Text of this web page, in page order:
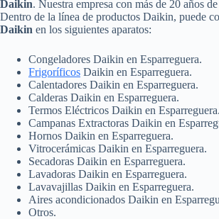
Daikin. Nuestra empresa con más de 20 años
Dentro de la línea de productos Daikin, puede
Daikin en los siguientes aparatos:
Congeladores Daikin en Esparreguera.
Frigoríficos Daikin en Esparreguera.
Calentadores Daikin en Esparreguera.
Calderas Daikin en Esparreguera.
Termos Eléctricos Daikin en Esparreguera.
Campanas Extractoras Daikin en
Hornos Daikin en Esparreguera.
Vitrocerámicas Daikin en Esparreguera.
Secadoras Daikin en Esparreguera.
Lavadoras Daikin en Esparreguera.
Lavavajillas Daikin en Esparreguera.
Aires acondicionados Daikin en
Otros.